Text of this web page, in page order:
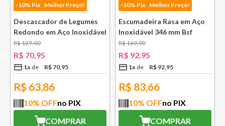
-10% Pix Melhor Preço!
Descascador de Legumes
Redondo em Aço Inoxidável
131 mm Bsf
R$129,00
R$ 70,95
1x R$ 70,95
R$ 63,86
10% OFFno PIX
COMPRAR
-10% Pix Melhor Preço!
Escumadeira Rasa em Aço
Inoxidável 346 mm Bsf
R$169,00
R$ 92,95
1x R$ 92,95
R$ 83,66
10% OFFno PIX
COMPRAR